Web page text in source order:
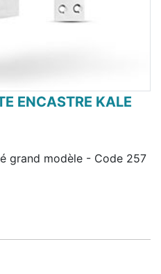
ENCASTRE KALE
grand modèle - Code 257